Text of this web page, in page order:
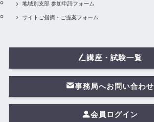
地域別支部 参加申請フォーム
サイトご指摘・ご提案フォーム
講座・試験一覧
事務局へお問い合わせ
会員ログイン